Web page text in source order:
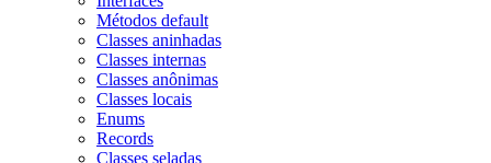
Métodos default
Classes aninhadas
Classes internas
Classes anônimas
Classes locais
Enums
Records
Classes seladas